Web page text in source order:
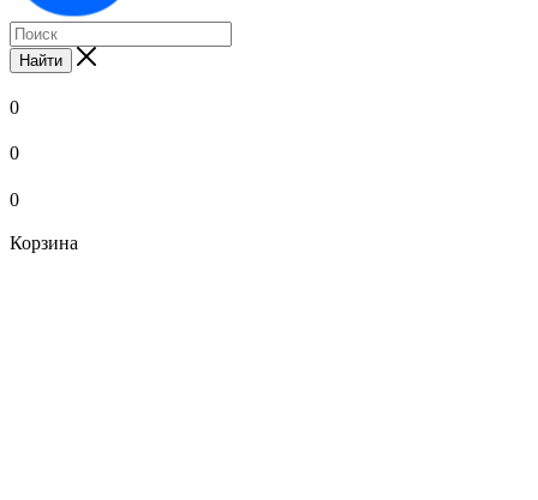
Найти
0
0
0
Корзина